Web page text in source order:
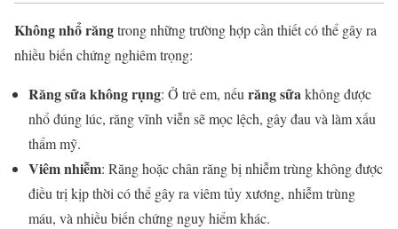
Không nhổ răngtrong những trường hợp cần thiết có thể gây ra
nhiều biến chứng nghiêm trọng:
Răng sữa không rụng: Ở trẻ em, nếu răng sữakhông được
nhổ đúng lúc, răng vĩnh viễn sẽ mọc lệch, gây đau và làm xấu
thẩm mỹ.
Viêm nhiễm: Răng hoặc chân răng bị nhiễm trùng không được
điều trị kịp thời có thể gây ra viêm tủy xương, nhiễm trùng
máu, và nhiều biến chứng nguy hiểm khác.